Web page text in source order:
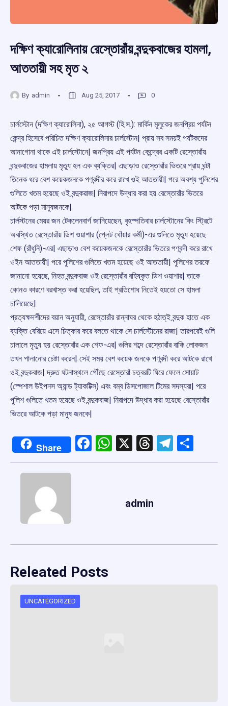
দক্ষিণ ক্যারোলিনায় রেস্তোরাঁয় বন্দুকবাজের হামলা,
আততায়ী সহ মৃত ২
By admin Aug 25, 2017 0
চার্লস্টোন (দক্ষিণ ক্যারোলিনা), ২৫ আগস্ট (হি.স.): মার্কিন মুলুকের জনপ্রিয় পর্যটন
কেন্দ্র হিসেবে পরিচিত দক্ষিণ ক্যারোলিনার চার্লস্টোন| প্রায় সব সময়ই পর্যটকদের
আনাগোনা থাকে এই চার্লস্টোনে| জনপ্রিয় এই পর্যটন কেন্দ্রের একটি রেস্তোরাঁয়
বন্দুকবাজের হামলায় মৃত্যু হল এক ব্যক্তির| এছাড়াও রেস্তোরাঁর ভিতরে প্রায় ঘন্টা
তিনেক ধরে বেশ কয়েকজনকে পণবন্দীর করে রাখে ওই আততায়ী| পরে অবশ্য পুলিশের
গুলিতে খতম হয়েছে ওই বন্দুকৱাজ| নিরাপদে উদ্ধার করা হয় রেস্তোরাঁর ভিতরে
আটকে পড়া মানুষজনকে|
চার্লস্টনের মেয়র জন টেকলেনবার্গ জানিয়েছেন, বৃহস্পতিবার চার্লস্টোনের কিং স্ট্রিটে
অবস্থিত রেস্তোরাঁয় ডিশ ওয়াশার (প্লেট ধোঁয়ার কর্মী)-এর গুলিতে মৃত্যু হয়েছে
শেফ (রাঁধুনি)-এর| এছাড়াও বেশ কয়েকজনকে রেস্তোরাঁর ভিতরে পণবন্দী করে রাখে
ওইন আততায়ী| পরে পুলিশের গুলিতে খতম হয়েছে ওই আততায়ী| পুলিশের তরফে
জানানো হয়েছে, নিহত বন্দুকবাজ ওই রেস্তোরাঁর বহিষ্কৃত ডিশ ওয়াশার| তাকে
কোনও কারণে বরখাস্ত করা হয়েছিল, তাই প্রতিশোধ নিতেই হয়তো সে হামলা
চালিয়েছে|
প্রত্যক্ষদর্শীদের বয়ান অনুযায়ী, রেস্তোরাঁর রান্নাঘর থেকে হঠাত্ই বন্দুক হাতে এক
ব্যক্তি বেরিয়ে এসে চিত্কার করে বলতে থাকে সে চার্লস্টোনের রাজা| তারপরেই গুলি
চালালে মৃত্যু হয় রেস্তোরাঁর এক শেফ-এর| গুলির শব্দে রেস্তোরাঁর বাকি লোকজন
তখন পালানোর চেষ্টা করেন| সেই সময় বেশ কয়েক জনকে পণবন্দী করে আটকে রাখে
ওই বন্দুকবাজ| দ্রুত ঘটনাস্থলে পৌঁছে রেস্তোরাঁ চত্বরটি ঘিরে ফেলে সোয়াট
(স্পেশাল উইপনস অ্যান্ড ট্যাকটিক্স) এবং বম্ব ডিসপোজাল টিমের সদস্যরা| পরে
পুলিশ গুলিতে খতম হয়েছে ওই বন্দুকবাজ| নিরাপদে উদ্ধার করা হয়েছে রেস্তোরাঁর
ভিতরে আটকে পড়া মানুষ জনকে|
Share Facebook
WhatsApp
X Threads
admin
Releated Posts
UNCATEGORIZED